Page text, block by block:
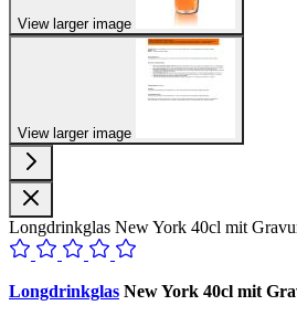
View larger image
View larger image
Longdrinkglas New York 40cl mit
Longdrinkglas New York 40cl mit